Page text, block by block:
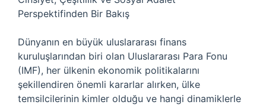
Perspektifinden Bir Bakış
Dünyanın en büyük uluslararası finans
kuruluşlarından biri olan Uluslararası Para Fonu
(IMF), her ülkenin ekonomik politikalarını
şekillendiren önemli kararlar alırken, ülke
temsilcilerinin kimler olduğu ve hangi dinamiklerle